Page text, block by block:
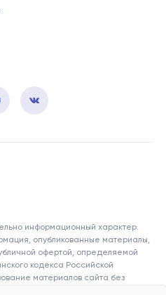
информационный характер.
опубликованные материалы,
офертой, определяемой
кодекса Российской
материалов сайта без